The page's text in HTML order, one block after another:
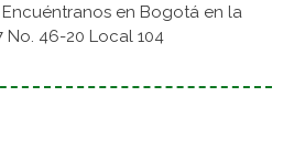
en Bogotá en la
No. 46-20 Local 104